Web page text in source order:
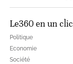
Le360 en un clic
Politique
Economie
Société